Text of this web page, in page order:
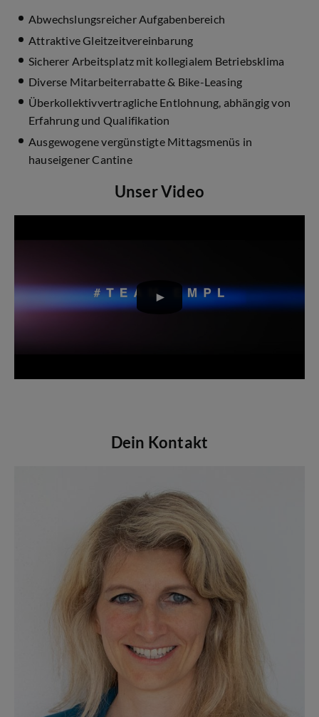
Abwechslungsreicher Aufgabenbereich
Attraktive Gleitzeitvereinbarung
Sicherer Arbeitsplatz mit kollegialem Betriebsklima
Diverse Mitarbeiterrabatte & Bike-Leasing
Überkollektivvertragliche Entlohnung, abhängig von
Erfahrung und Qualifikation
Ausgewogene vergünstigte Mittagsmenüs in
hauseigener Cantine
Unser Video
Dein Kontakt